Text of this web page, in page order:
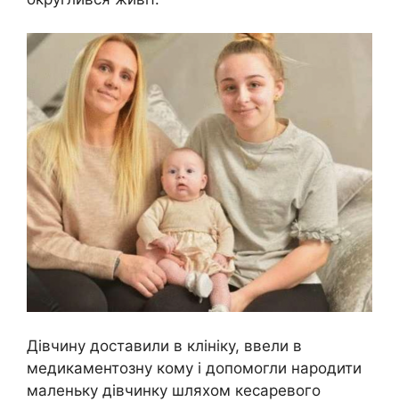
Дівчину доставили в клініку, ввели в
медикаментозну кому і допомогли народити
маленьку дівчинку шляхом кесаревого